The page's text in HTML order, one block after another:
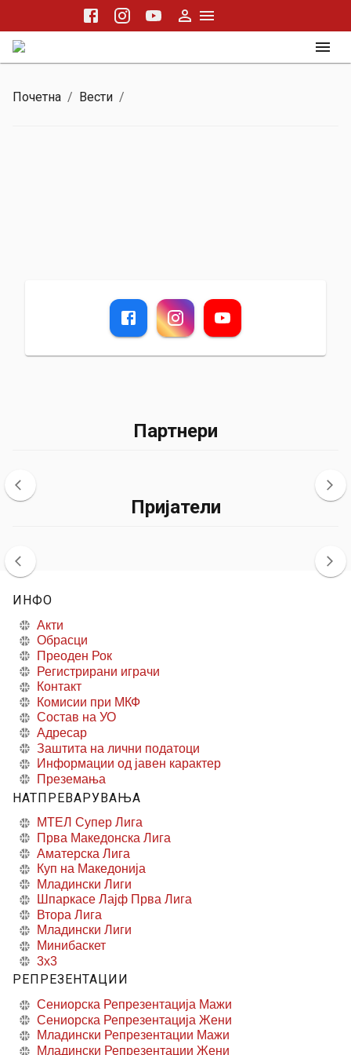
Почетна / Вести /
Партнери
Пријатели
ИНФО
Акти
Обрасци
Преоден Рок
Регистрирани играчи
Контакт
Комисии при МКФ
Состав на УО
Адресар
Заштита на лични податоци
Информации од јавен карактер
Преземања
НАТПРЕВАРУВАЊА
МТЕЛ Супер Лига
Прва Македонска Лига
Аматерска Лига
Куп на Македонија
Младински Лиги
Шпаркасе Лајф Прва Лига
Втора Лига
Младински Лиги
Минибаскет
3x3
РЕПРЕЗЕНТАЦИИ
Сениорска Репрезентација Мажи
Сениорска Репрезентација Жени
Младински Репрезентации Мажи
Младински Репрезентации Жени